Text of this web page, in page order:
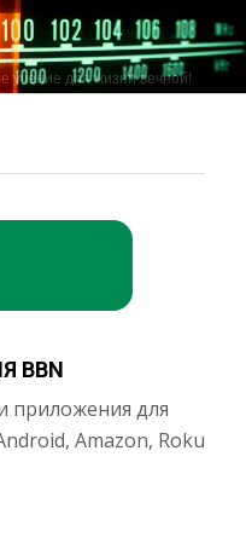
учение для жизни вечной!
BBN
приложения для
Amazon, Roku